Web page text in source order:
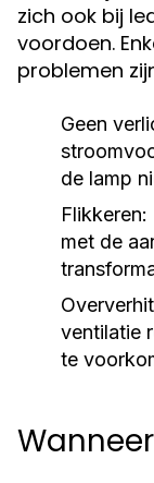
zich ook bij
voordoen.
problemen
Geen
de lamp
Flikkeren:
met de
ventilatie
te